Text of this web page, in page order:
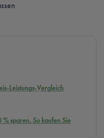
Leistungs-Vergleich
sparen. So kaufen Sie